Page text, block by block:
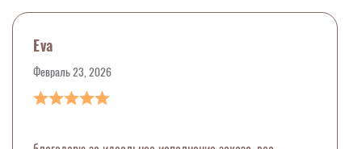
Eva
Февраль 23, 2026